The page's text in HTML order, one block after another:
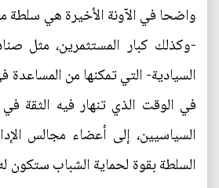
واضحا في الآونة الأخيرة هي سلطة
-وكذلك كبار المستثمرين، مثل
السيادية- التي تمكنها من
في الوقت الذي تنهار فيه الثقة
السياسيين، إلى أعضاء مجالس
السلطة بقوة لحماية الشباب ستكون